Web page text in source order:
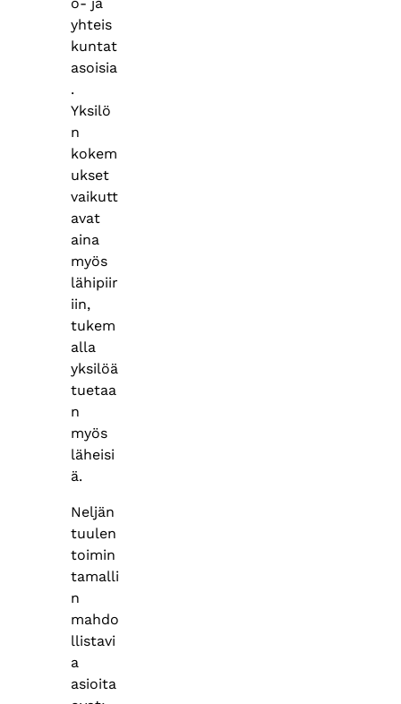
yhteis
kuntat
asoisia
.
Yksilö
n
kokem
ukset
vaikutt
avat
aina
myös
lähipiir
iin,
tukem
alla
yksilöä
tuetaa
n
myös
läheisi
ä.
Neljän
tuulen
toimin
tamalli
n
mahdo
llistavi
a
asioita